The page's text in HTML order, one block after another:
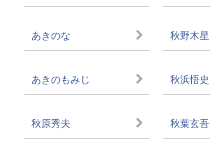
あきのな 秋野木星
あきのもみじ 秋浜悟史
秋原秀夫 秋葉玄吾